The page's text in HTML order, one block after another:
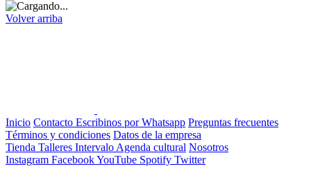
Volver arriba
Inicio Contacto Escribinos por Whatsapp Preguntas frecuentes
Términos y condiciones Datos de la empresa
Tienda Talleres Intervalo Agenda cultural Nosotros
Instagram FacebookYouTube Spotify Twitter